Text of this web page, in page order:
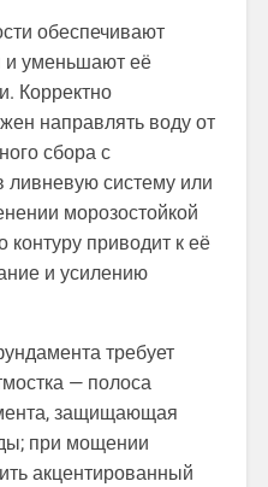
обеспечивают
и уменьшают её
Корректно
направлять воду от
сбора с
систему или
морозостойкой
контуру приводит к её
и усилению
требует
— полоса
защищающая
при мощении
акцентированный